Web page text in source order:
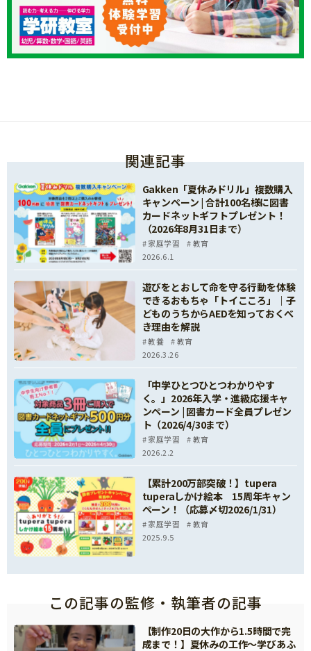
関連記事
Gakken「夏休みドリル」複数購入
キャンペーン | 合計100名様に図書
カードネットギフトプレゼント！
（2026年8月31日まで）
家庭学習
教育
2026.6.1
遊びをとおして命を守る行動を体験
できるおもちゃ「トイこころ」｜子
どものうちからAEDを知っておくべ
き理由を解説
教養
教育
2026.3.26
「中学ひとつひとつわかりやす
く。」2026年入学・進級応援キャ
ンペーン | 図書カード全員プレゼン
ト（2026/4/30まで）
家庭学習
教育
2026.2.2
【累計200万部突破！】tupera
tuperaしかけ絵本 15周年キャン
ペーン！（応募〆切2026/1/31）
家庭学習
教育
2025.9.5
この記事の監修・執筆者の記事
【制作20日の大作から1.5時間で完
成まで！】夏休みの工作～学びあふ